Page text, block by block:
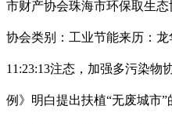
市财产协会珠海市环保取生
协会类别：工业节能来历：龙
11:23:13注态，加强多污染物
例》明白提出扶植“无废城市